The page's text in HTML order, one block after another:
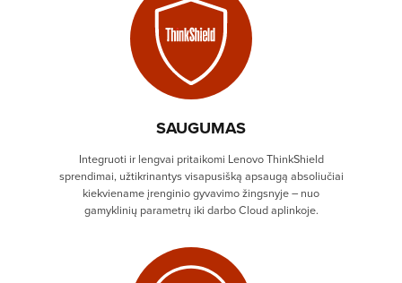
SAUGUMAS
Integruoti ir lengvai pritaikomi Lenovo ThinkShield
sprendimai, užtikrinantys visapusišką apsaugą absoliučiai
kiekviename įrenginio gyvavimo žingsnyje – nuo
gamyklinių parametrų iki darbo Cloud aplinkoje.